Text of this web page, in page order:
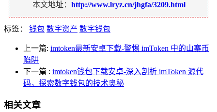
本文地址： http://www.lryz.cn/jhgfa/3209.html
标签： 钱包 数字资产 数字钱包
上一篇: imtoken最新安卓下载-警惕 imToken 中的山寨币
陷阱
下一篇 : imtoken钱包下载安卓-深入剖析 imToken 源代
码，探索数字钱包的技术奥秘
相关文章